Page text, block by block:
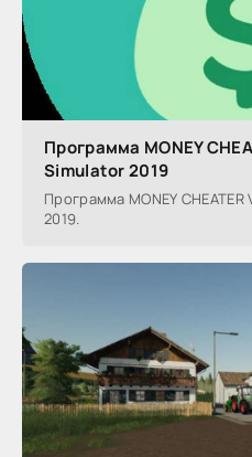
Программа MONEY
Simulator 2019
Программа MONEY
2019.